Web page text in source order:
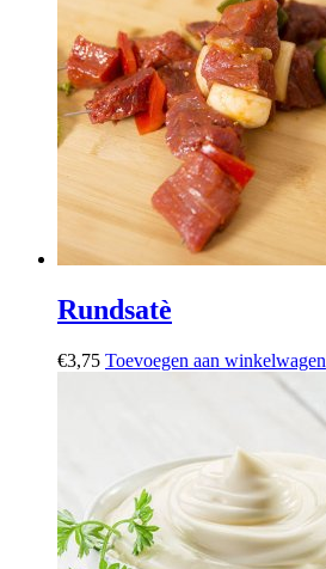
Rundsatè
€3,75 Toevoegen aan winkelwagen